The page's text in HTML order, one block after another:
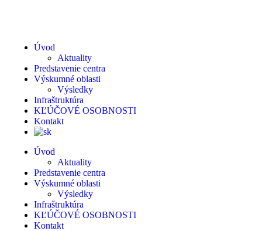
Úvod
Aktuality
Predstavenie centra
Výskumné oblasti
Výsledky
Infraštruktúra
KĽÚČOVÉ OSOBNOSTI
Kontakt
Úvod
Aktuality
Predstavenie centra
Výskumné oblasti
Výsledky
Infraštruktúra
KĽÚČOVÉ OSOBNOSTI
Kontakt